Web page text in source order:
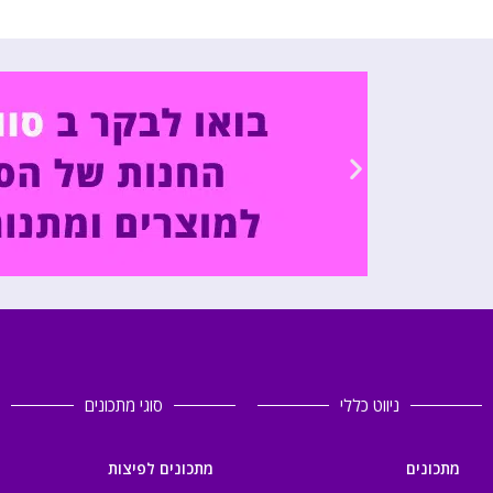
ניווט כללי
מתכונים
סוגי מתכונים
מתכונים לפיצות